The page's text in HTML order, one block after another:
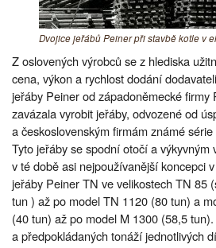
Dvojice jeřábů Peiner při stavbě kotle v
Z oslovených výrobců se z hlediska
cena, výkon a rychlost dodání
jeřáby Peiner od západoněmecké firmy
zavázala vyrobit jeřáby, odvozené od
a československým firmám známé
Tyto jeřáby se spodní otočí a výkyvným
v té době asi nejpoužívanější koncepci
jeřáby Peiner TN ve velikostech TN 85
tun ) až po model TN 1120 (80 tun) a
(40 tun) až po model M 1300 (58,5
a předpokládaných tonáží jednotlivých